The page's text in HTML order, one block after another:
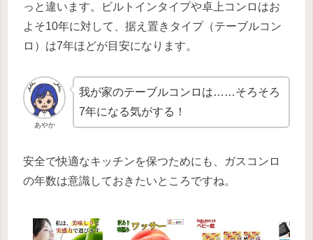
っと違います。ビルトインタイプや卓上コンロはお
よそ10年に対して、据え置きタイプ（テーブルコン
ロ）は7年ほどが目安になります。
あやか
我が家のテーブルコンロは……そろそろ
7年になる気がする！
安全で快適なキッチンを保つためにも、ガスコンロ
の年数は意識しておきたいところですね。